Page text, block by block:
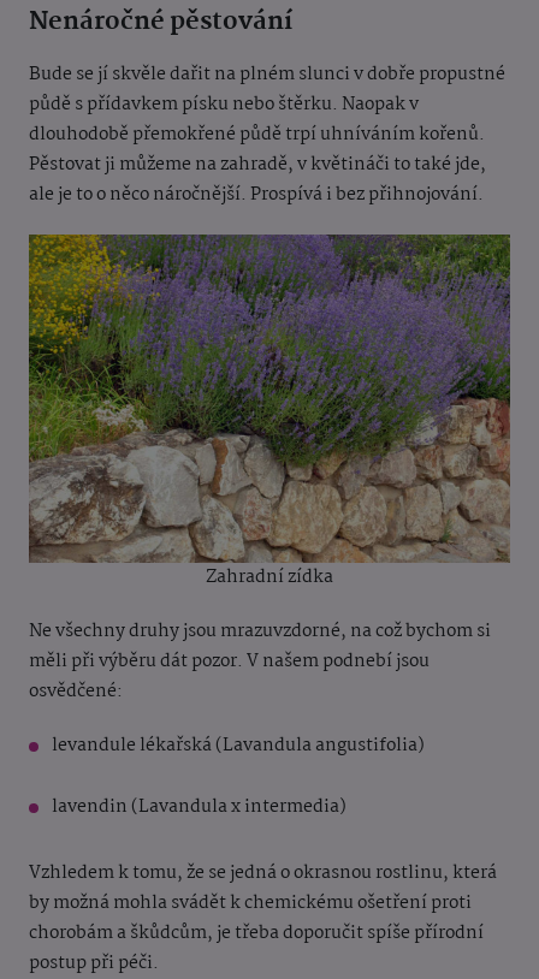
Nenáročné pěstování
Bude se jí skvěle dařit na plném slunci v dobře propustné
půdě s přídavkem písku nebo štěrku. Naopak v
dlouhodobě přemokřené půdě trpí uhníváním kořenů.
Pěstovat ji můžeme na zahradě, v květináči to také jde,
ale je to o něco náročnější. Prospívá i bez přihnojování.
Zahradní zídka
Ne všechny druhy jsou mrazuvzdorné, na což bychom si
měli při výběru dát pozor. V našem podnebí jsou
osvědčené:
levandule lékařská (Lavandula angustifolia)
lavendin (Lavandula x intermedia)
Vzhledem k tomu, že se jedná o okrasnou rostlinu, která
by možná mohla svádět k chemickému ošetření proti
chorobám a škůdcům, je třeba doporučit spíše přírodní
postup při péči.